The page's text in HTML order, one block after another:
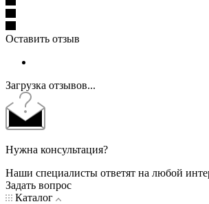
Оставить отзыв
Загрузка отзывов...
Нужна консультация?
Наши специалисты ответят на любой
Задать вопрос
Каталог